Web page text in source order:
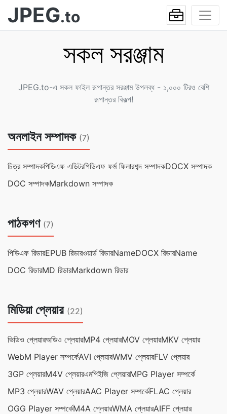
JPEG.to
সকল সরঞ্জাম
JPEG.to-এ সকল ফাইল রূপান্তর সরঞ্জাম উপলব্ধ - ১,০০০ টিরও বেশি
রূপান্তর বিকল্প!
অনলাইন সম্পাদক (7)
চিত্র সম্পাদকপিডিএফ এডিটরপিডিএফ ফর্ম ফিলারশব্দ সম্পাদকDOCX সম্পাদক
DOC সম্পাদকMarkdown সম্পাদক
পাঠকগণ (7)
পিডিএফ রিডারEPUB রিডারওয়ার্ড রিডারNameDOCX রিডারName
DOC রিডারMD রিডারMarkdown রিডার
মিডিয়া প্লেয়ার (22)
ভিডিও প্লেয়ারঅডিও প্লেয়ারMP4 প্লেয়ারMOV প্লেয়ারMKV প্লেয়ার
WebM Player সম্পর্কেAVI প্লেয়ারWMV প্লেয়ারFLV প্লেয়ার
3GP প্লেয়ারM4V প্লেয়ারএমপিইজি প্লেয়ারMPG Player সম্পর্কে
MP3 প্লেয়ারWAV প্লেয়ারAAC Player সম্পর্কেFLAC প্লেয়ার
OGG Player সম্পর্কেM4A প্লেয়ারWMA প্লেয়ারAIFF প্লেয়ার